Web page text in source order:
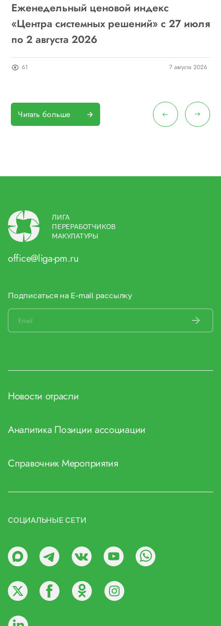
Еженедельный ценовой индекс
«Центра системных решений» с 27 июля
по 2 августа 2026
61 7 августа 2026
Читать больше
ЛИГА
ПЕРЕРАБОТЧИКОВ
МАКУЛАТУРЫ
office@liga-pm.ru
Подписаться на E-mail рассылку
Новости отрасли
Аналитика Позиции ассоциации
СправочникМероприятия
СОЦИАЛЬНЫЕ СЕТИ